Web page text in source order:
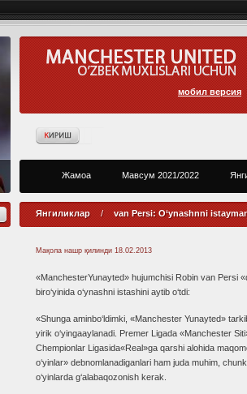
мобил версия
Жамоа Мавсум 2021/2022
Янгиликлар / van Persi: O‘ynashnni
Мақола нашр қилинди 18.02.2013
«ManchesterYunayted» hujumchisi Robin van Persi
biro‘yinida o‘ynashni istashini aytib o‘tdi:
«Shunga aminbo‘ldimki, «Manchester Yunayted»
yirik o‘yingaaylanadi. Premer Ligada «Manchester
Chempionlar Ligasida«Real»ga qarshi alohida
o‘yinlar» debnomlanadiganlari ham juda muhim,
o‘yinlarda g‘alabaqozonish kerak.